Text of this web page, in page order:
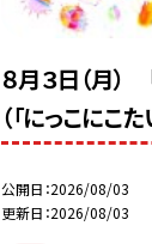
８月３日（月）
（「にっこにこた
公開日 2026/08/03
更新日 2026/08/03